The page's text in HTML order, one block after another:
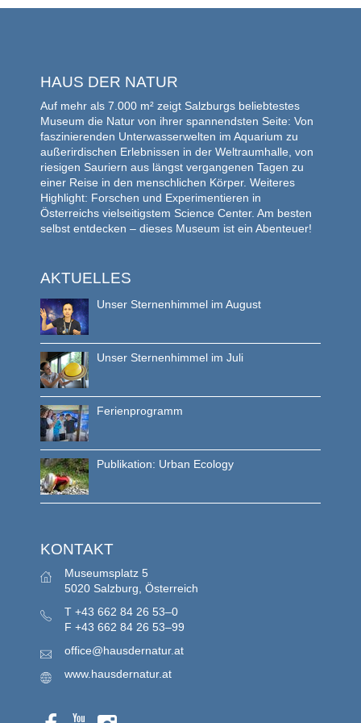
HAUS DER NATUR
Auf mehr als 7.000 m² zeigt Salzburgs beliebtestes
Museum die Natur von ihrer spannendsten Seite: Von
faszinierenden Unterwasserwelten im Aquarium zu
außerirdischen Erlebnissen in der Weltraumhalle, von
riesigen Sauriern aus längst vergangenen Tagen zu
einer Reise in den menschlichen Körper. Weiteres
Highlight: Forschen und Experimentieren in
Österreichs vielseitigstem Science Center. Am besten
selbst entdecken – dieses Museum ist ein Abenteuer!
AKTUELLES
Unser Sternenhimmel im August
Unser Sternenhimmel im Juli
Ferienprogramm
Publikation: Urban Ecology
KONTAKT
Museumsplatz 5
5020 Salzburg, Österreich
T +43 662 84 26 53–0
F +43 662 84 26 53–99
office@hausdernatur.at
www.hausdernatur.at